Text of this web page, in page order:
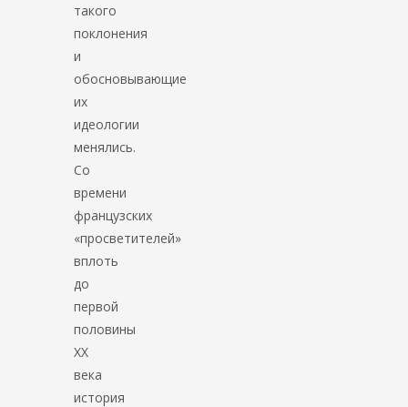
такого
поклонения
и
обосновывающие
их
идеологии
менялись.
Со
времени
французских
«просветителей»
вплоть
до
первой
половины
ХХ
века
история